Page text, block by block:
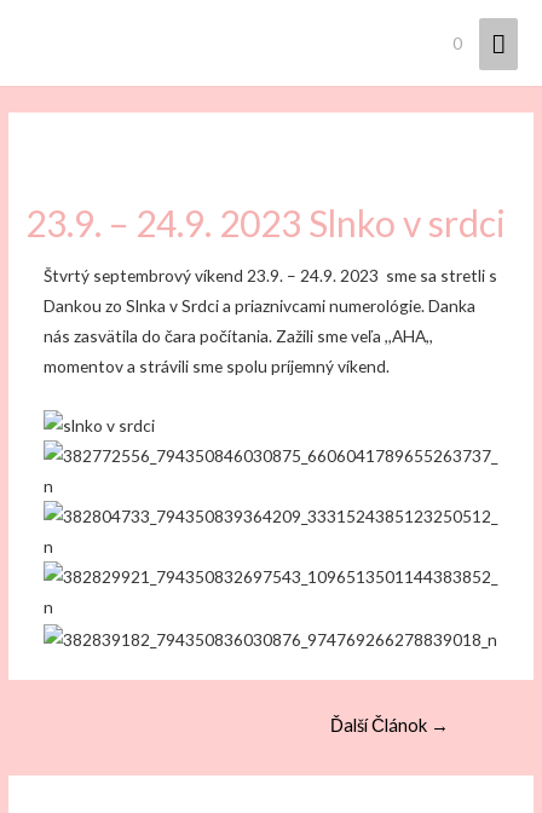
0
23.9. – 24.9. 2023 Slnko v srdci
Štvrtý septembrový víkend 23.9. – 24.9. 2023 sme sa stretli s
Dankou zo Slnka v Srdci a priaznivcami numerológie. Danka
nás zasvätila do čara počítania. Zažili sme veľa ,,AHA,,
momentov a strávili sme spolu príjemný víkend.
Ďalší Článok →